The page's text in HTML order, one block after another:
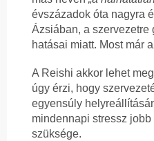
évszázadok óta nagyra
Ázsiában, a szervezetre
hatásai miatt. Most már
A Reishi akkor lehet
úgy érzi, hogy
egyensúly
mindennapi stressz
szüksége.